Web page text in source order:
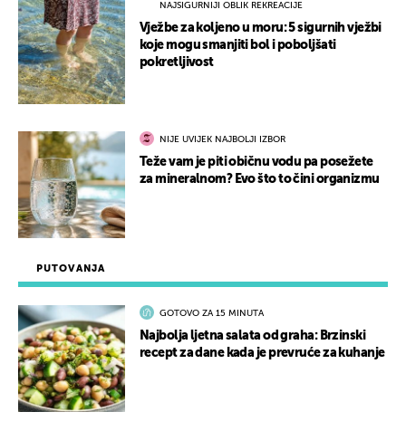
PUTOVANJA
GOTOVO ZA 15 MINUTA
Najbolja ljetna salata od graha: Brzinski
recept za dane kada je prevruće za kuhanje
NAJSIGURNIJI OBLIK REKREACIJE
Vježbe za koljeno u moru: 5 sigurnih vježbi
koje mogu smanjiti bol i poboljšati
pokretljivost
NIJE UVIJEK NAJBOLJI IZBOR
Teže vam je piti običnu vodu pa posežete
za mineralnom? Evo što to čini organizmu